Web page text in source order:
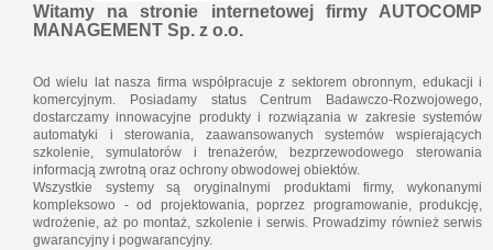
Witamy na stronie internetowej firmy AUTOCOMP
MANAGEMENT Sp. z o.o.
Od wielu lat nasza firma współpracuje z sektorem obronnym, edukacji i
komercyjnym. Posiadamy status Centrum Badawczo-Rozwojowego,
dostarczamy innowacyjne produkty i rozwiązania w zakresie systemów
automatyki i sterowania, zaawansowanych systemów wspierających
szkolenie, symulatorów i trenażerów, bezprzewodowego sterowania
informacją zwrotną oraz ochrony obwodowej obiektów.
Wszystkie systemy są oryginalnymi produktami firmy, wykonanymi
kompleksowo - od projektowania, poprzez programowanie, produkcję,
wdrożenie, aż po montaż, szkolenie i serwis. Prowadzimy również serwis
gwarancyjny i pogwarancyjny.